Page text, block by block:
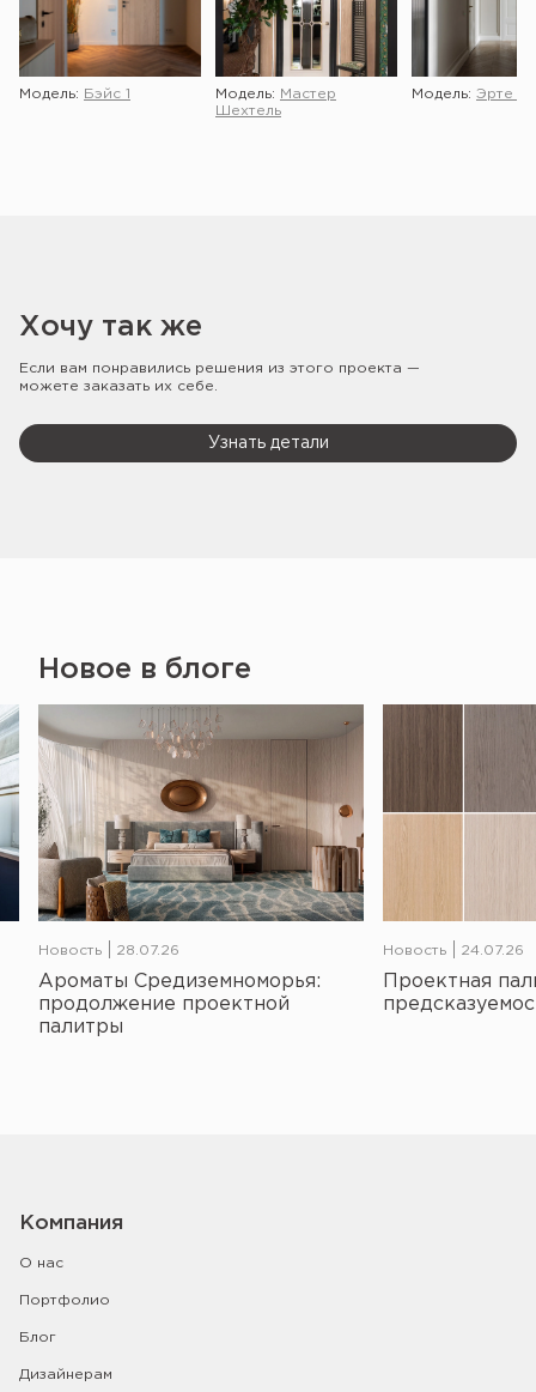
Модель: Бэйс 1 Модель:
Мастер
Шехтель
Модель: Эрте 2
Хочу так же
Если вам понравились решения из этого проекта —
можете заказать их себе.
Узнать детали
Новое в блоге
Новость 28.07.26
Ароматы Средиземноморья:
продолжение проектной
палитры
Новость 24.07.26
Проектная
Компания
О нас
Портфолио
Блог
Дизайнерам